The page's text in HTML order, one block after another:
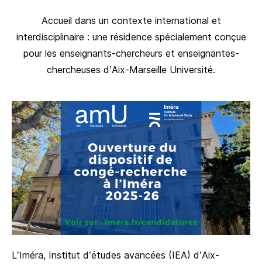
Accueil dans un contexte international et
interdisciplinaire : une résidence spécialement conçue
pour les enseignants-chercheurs et enseignantes-
chercheuses d’Aix-Marseille Université.
L’Iméra, Institut d’études avancées (IEA) d’Aix-